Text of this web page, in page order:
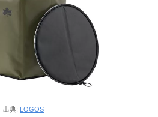
出典: LOGOS